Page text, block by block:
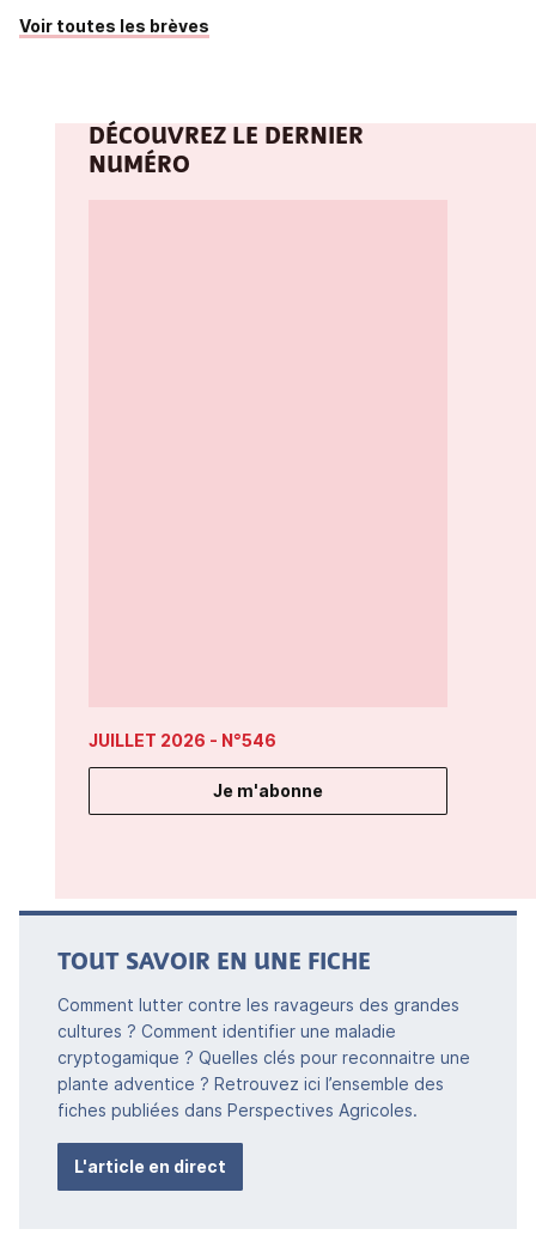
Voir toutes les brèves
DÉCOUVREZ LE DERNIER
NUMÉRO
JUILLET 2026 - N°546
Je m'abonne
TOUT SAVOIR EN UNE FICHE
Comment lutter contre les ravageurs des grandes
cultures ? Comment identifier une maladie
cryptogamique ? Quelles clés pour reconnaitre une
plante adventice ? Retrouvez ici l’ensemble des
fiches publiées dans Perspectives Agricoles.
L'article en direct